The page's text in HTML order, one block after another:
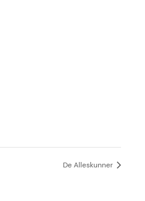
De Alleskunner